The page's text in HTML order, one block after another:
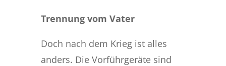
Trennung vom Vater
Doch nach dem Krieg ist alles
anders. Die Vorführgeräte sind